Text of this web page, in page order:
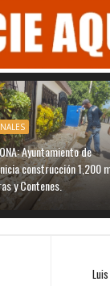
Ayuntamiento de
construcción 1,200
y Contenes.